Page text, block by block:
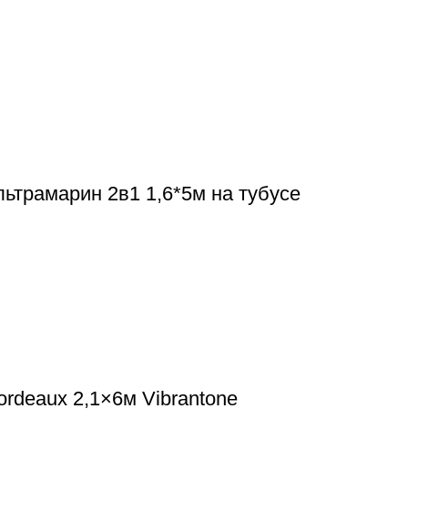
2в1 1,6*5м на тубусе
2,1×6м Vibrantone